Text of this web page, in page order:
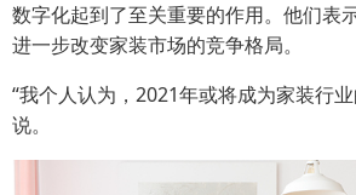
数字化起到了至关重要的作用。他们表
进一步改变家装市场的竞争格局。
“我个人认为，2021年或将成为家装行
说。